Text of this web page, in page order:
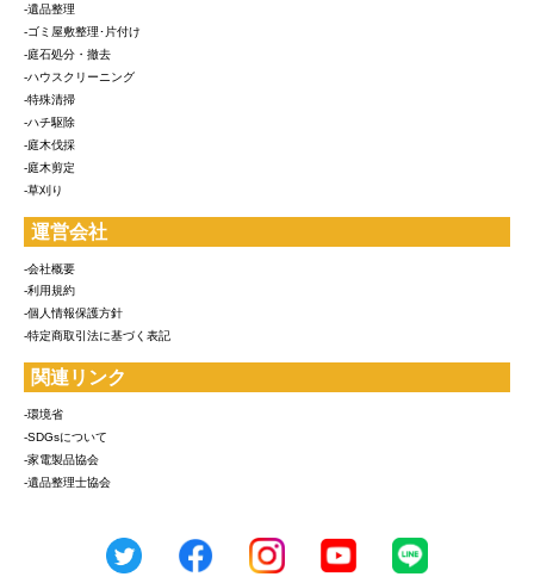
-遺品整理
-ゴミ屋敷整理･片付け
-庭石処分・撤去
-ハウスクリーニング
-特殊清掃
-ハチ駆除
-庭木伐採
-庭木剪定
-草刈り
運営会社
-会社概要
-利用規約
-個人情報保護方針
-特定商取引法に基づく表記
関連リンク
-環境省
-SDGsについて
-家電製品協会
-遺品整理士協会